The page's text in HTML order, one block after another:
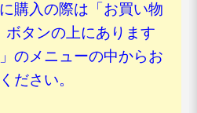
購入の際は「お買い物
ボタンの上にあります
のメニューの中からお
ださい。